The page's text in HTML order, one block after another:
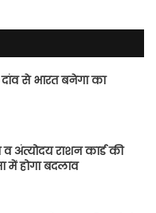
से भारत बनेगा का
व अंत्योदय राशन कार्ड की
होगा बदलाव